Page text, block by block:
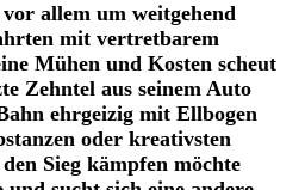
allem um weitgehend
mit vertretbarem
Mühen und Kosten scheut
Zehntel aus seinem Auto
ehrgeizig mit Ellbogen
oder kreativsten
Sieg kämpfen möchte